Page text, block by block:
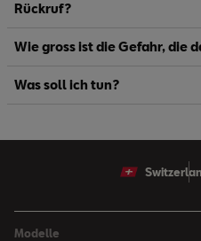
Rückruf?
Wie gross ist die Gefahr, die
Was soll ich tun?
Modelle